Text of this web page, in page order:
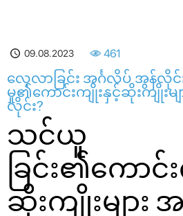
09.08.2023 461
လေ့လာခြင်း အင်္ဂလိပ် အွန်လို
မှု၏ကောင်းကျိုးနှင့်ဆိုးကျိုးမ
လိုင်း?
သင်ယူ
ခြင်း၏ကောင်
ဆိုးကျိုးများ